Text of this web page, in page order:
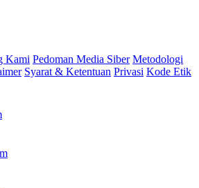
Kami Pedoman Media Siber Metodologi
Syarat & Ketentuan Privasi Kode Etik